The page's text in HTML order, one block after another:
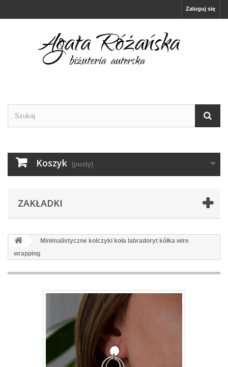
Zaloguj się
Koszyk (pusty)
ZAKŁADKI
Minimalistyczne kolczyki koła labradoryt kółka wire
wrapping